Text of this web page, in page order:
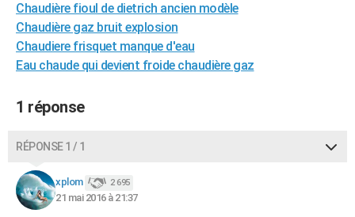
BONS PLANS
CARTE DE VOEUX
Carte de Noël
Carte Bonne année
Carte Saint-Valentin
Carte Pâques
Carte d'anniversaire
Dictionnaire
Biographies
Citations
Expressions
Proverbes
PROGRAMME TV
COPAINS D'AVANT
S'inscrire
Se connecter
Lycées
Collèges
Primaires
Universités
Entreprises
Service militaire
Avis de recherche
AVIS DE DÉCÈS
FORUM
Chaudière fioul de dietrich ancien modèle
Chaudière gaz bruit explosion
Chaudiere frisquet manque d'eau
Eau chaude qui devient froide chaudière gaz
1 réponse
RÉPONSE 1 / 1
xplom 2 695
21 mai 2016 à 21:37